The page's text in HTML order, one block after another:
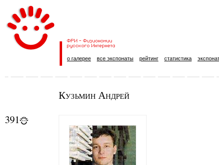
о галерее все экспонаты рейтинг статистика
Кузьмин Андрей
391